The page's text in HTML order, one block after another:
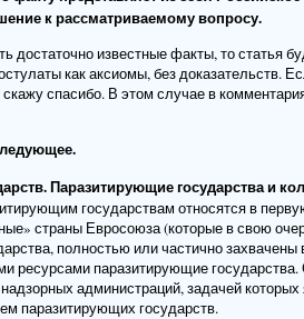
к рассматриваемому вопросу.
достаточно известные факты, то статья
как аксиомы, без доказательств.
спасибо. В этом случае в
Паразитирующие государства и
государствам относятся в
страны Евросоюза (которые в свою
полностью или частично
ресурсами паразитирующие
администраций, задачей
паразитирующих государств.